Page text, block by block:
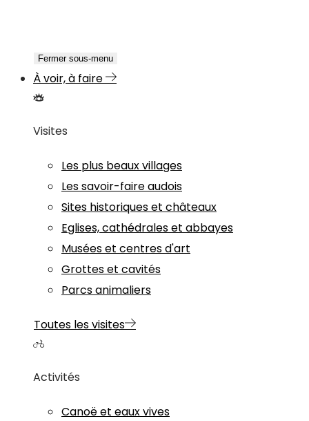
Fermer sous-menu
À voir, à faire
Visites
Les plus beaux villages
Les savoir-faire audois
Sites historiques et châteaux
Eglises, cathédrales et abbayes
Musées et centres d'art
Grottes et cavités
Parcs animaliers
Toutes les visites
Activités
Canoë et eaux vives